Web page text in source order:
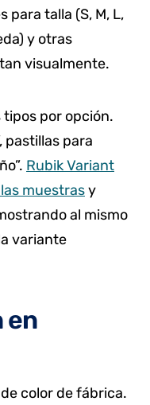
para talla (S, M, L,
y otras
visualmente.
por opción.
pastillas para
Rubik Variant
muestrasy
al mismo
variante
en
color de fábrica.